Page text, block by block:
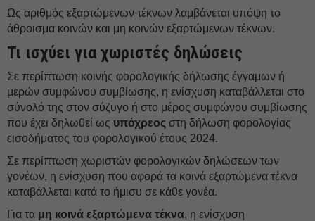
Ως αριθμός εξαρτώμενων τέκνων λαμβάνεται υπόψη το
άθροισμα κοινών και μη κοινών εξαρτώμενων τέκνων.
Τι ισχύει για χωριστές δηλώσεις
Σε περίπτωση κοινής φορολογικής δήλωσης έγγαμων ή
μερών συμφώνου συμβίωσης, η ενίσχυση καταβάλλεται στο
σύνολό της στον σύζυγο ή στο μέρος συμφώνου συμβίωσης
που έχει δηλωθεί ως υπόχρεος στη δήλωση φορολογίας
εισοδήματος του φορολογικού έτους 2024.
Σε περίπτωση χωριστών φορολογικών δηλώσεων των
γονέων, η ενίσχυση που αφορά τα κοινά εξαρτώμενα τέκνα
καταβάλλεται κατά το ήμισυ σε κάθε γονέα.
Για τα μη κοινά εξαρτώμενα τέκνα, η ενίσχυση